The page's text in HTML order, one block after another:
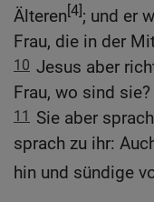
Älteren[4]; und er
Frau, die in der
10 Jesus aber
Frau, wo sind
11 Sie aber
sprach zu ihr:
hin und sündige